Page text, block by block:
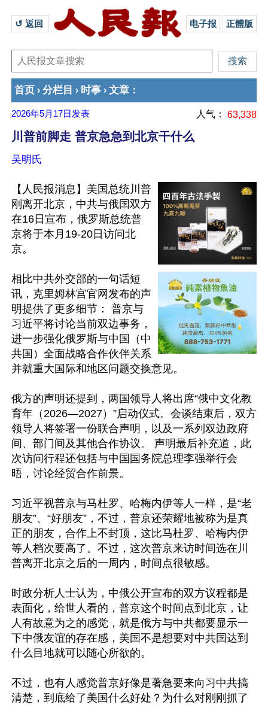
↺ 返回 电子报 正體版
首页 › 分栏目 › 时事 › 文章 ：
2026年5月17日 发表 人气： 63,338
川普前脚走 普京急急到北京干什么
吴明氏
【人民报消息】美国总统川普
刚离开北京，中共与俄国双方
在16日宣布，俄罗斯总统普
京将于本月19-20日访问北
京。
相比中共外交部的一句话短
讯，克里姆林宫官网发布的声
明提供了更多细节： 普京与
习近平将讨论当前双边事务，
进一步强化俄罗斯与中国（中
共国）全面战略合作伙伴关系
并就重大国际和地区问题交换意见。
俄方的声明还提到，两国领导人将出席“俄中文化教
育年（2026—2027）”启动仪式。会谈结束后，双方
领导人将签署一份联合声明，以及一系列双边政府
间、部门间及其他合作协议。 声明最后补充道，此
次访问行程还包括与中国国务院总理李强举行会
晤，讨论经贸合作前景。
习近平视普京与马杜罗、哈梅内伊等人一样，是“老
朋友”、“好朋友”，不过，普京还荣耀地被称为是真
正的朋友，合作上不封顶，这比马杜罗、哈梅内伊
等人档次要高了。不过，这次普京来访时间选在川
普离开北京之后的一周内，时间点很敏感。
时政分析人士认为，中俄公开宣布的双方议程都是
表面化，给世人看的，普京这个时间点到北京，让
人有故意为之的感觉，就是俄方与中共都要显示一
下中俄友谊的存在感，美国不是想要对中共国达到
什么目地就可以随心所欲的。
不过，也有人感觉普京好像是著急要来向习中共搞
清楚，到底给了美国什么好处？为什么对刚刚抓了